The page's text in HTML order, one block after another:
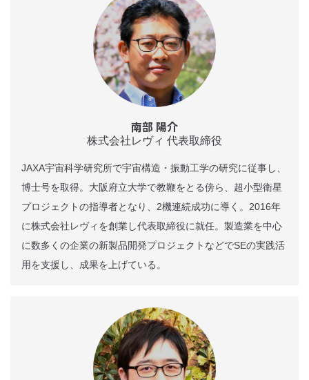
南部 陽介
株式会社レヴィ 代表取締役
JAXA宇宙科学研究所で宇宙構造・振動工学の研究に従事し、
博士号を取得。大阪府立大学で教鞭をとる傍ら、超小型衛星
プロジェクトの指導者となり、2機連続成功に導く。2016年
に株式会社レヴィを創業し代表取締役に就任。製造業を中心
に数多くの企業の新製品開発プロジェクトなどでSEの実践活
用を支援し、成果を上げている。